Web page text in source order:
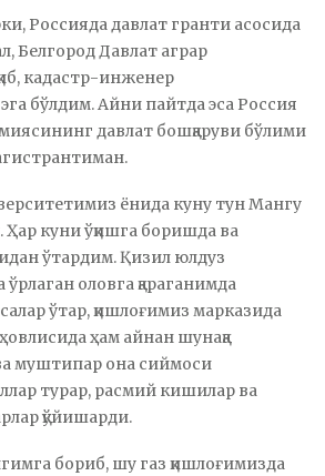
Россияда давлат гранти асосида
Белгород Давлат аграр
кадастр-инженер
бўлдим. Айни пайтда эса Россия
давлат бошқаруви бўлими
ёнида куну тун Мангу
Ҳар куни ўқишга боришда ва
ўтардим. Қизил юлдуз
оловга қараганимда
ўтар, қишлоғимиз марказида
ҳам айнан шунақа
муштипар она сиймоси
турар, расмий кишилар ва
қўйишарди.
бориб, шу газ қишлоғимизда